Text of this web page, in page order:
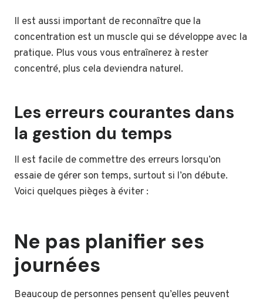
Il est aussi important de reconnaître que la
concentration est un muscle qui se développe avec la
pratique. Plus vous vous entraînerez à rester
concentré, plus cela deviendra naturel.
Les erreurs courantes dans
la gestion du temps
Il est facile de commettre des erreurs lorsqu’on
essaie de gérer son temps, surtout si l’on débute.
Voici quelques pièges à éviter :
Ne pas planifier ses
journées
Beaucoup de personnes pensent qu’elles peuvent